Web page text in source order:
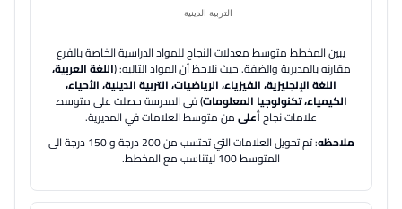
يبين المخطط متوسط معدلات النجاح للمواد الدراسية الخاصة بالفرع
مقارنه بالمديرية والضفة.حيث نلاحظ أن المواد التاليه: (اللغة العربية،
اللغة الإنجليزية، الفيزياء، الرياضيات، التربية الدينية، الأحياء،
الكيمياء، تكنولوجيا المعلومات) في المدرسة حصلت على متوسط
علامات نجاحأعلىمن متوسط العلامات في المديرية.
ملاحظه
: تم تحويل العلامات التي تحتسب من 200 درجة و 150 درجة الى
المتوسط 100 ليتناسب مع المخطط.